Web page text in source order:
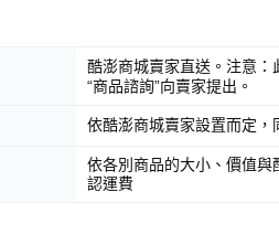
酷澎商城賣家直送。注意
“商品諮詢”向賣家提出。
依酷澎商城賣家設置而定
依各別商品的大小、價值
認運費